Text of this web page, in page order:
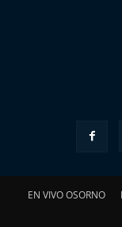
EN VIVO OSORNO